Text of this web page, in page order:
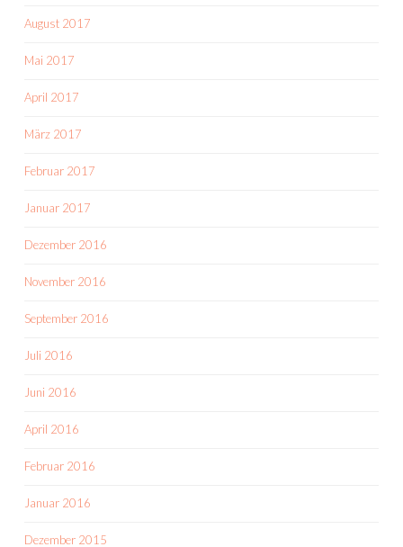
August 2017
Mai 2017
April 2017
März 2017
Februar 2017
Januar 2017
Dezember 2016
November 2016
September 2016
Juli 2016
Juni 2016
April 2016
Februar 2016
Januar 2016
Dezember 2015